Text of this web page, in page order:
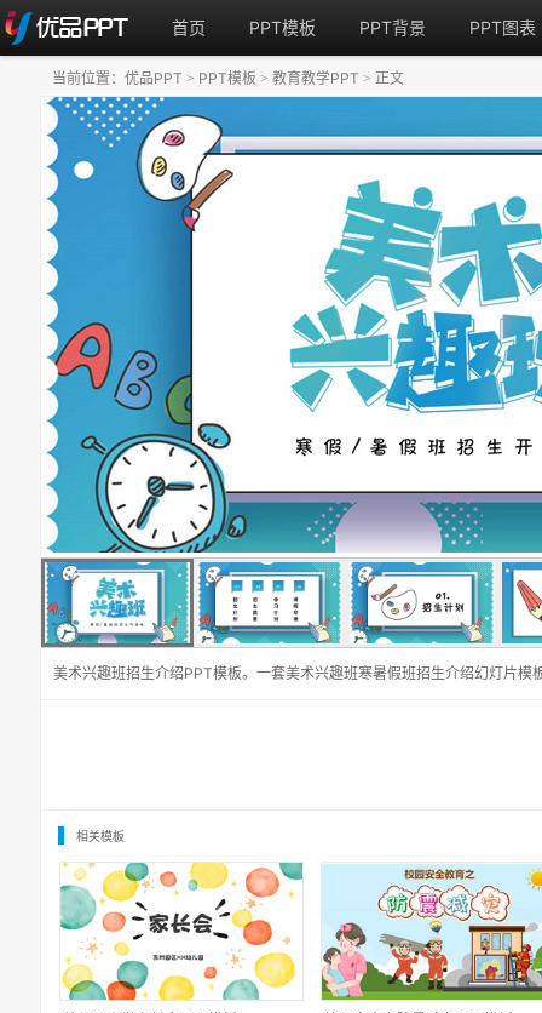
首页 PPT模板 PPT背景 PPT图表
美术兴趣班招生介绍PPT模板。一套美术兴趣班寒暑假班招生介绍幻灯片模
当前位置： 优品PPT > PPT模板 > 教育教学PPT > 正文
相关模板